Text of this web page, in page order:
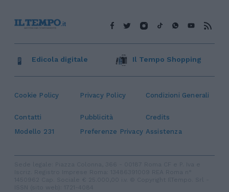
Cookie Policy Privacy Policy Condizioni Generali
Contatti Pubblicità
Credits
Modello 231
Preferenze Privacy Assistenza
Edicola digitale Il Tempo Shopping